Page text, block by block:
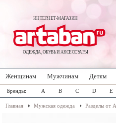
ИНТЕРНЕТ-МАГАЗИН
ОДЕЖДА, ОБУВЬ И АКСЕССУАРЫ
Женщинам Мужчинам Детям
Бренды: A B C D E
Главная Мужская одежда Разделы от